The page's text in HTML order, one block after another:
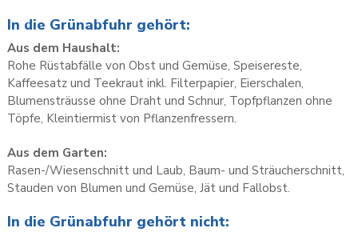
In die Grünabfuhr gehört:
Aus dem Haushalt:
Rohe Rüstabfälle von Obst und Gemüse, Speisereste,
Kaffeesatz und Teekraut inkl. Filterpapier, Eierschalen,
Blumensträusse ohne Draht und Schnur, Topfpflanzen ohne
Töpfe, Kleintiermist von Pflanzenfressern.
Aus dem Garten:
Rasen-/Wiesenschnitt und Laub, Baum- und Sträucherschnitt,
Stauden von Blumen und Gemüse, Jät und Fallobst.
In die Grünabfuhr gehört nicht: